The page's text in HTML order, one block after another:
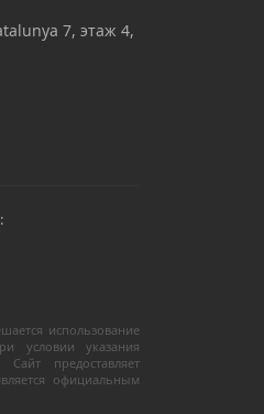
7, этаж 4,
использование
условии указания
предоставляет
официальным